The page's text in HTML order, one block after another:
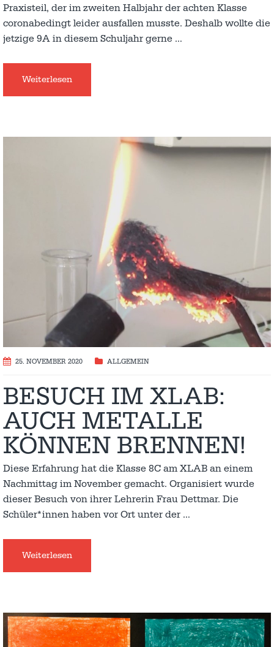
Praxisteil, der im zweiten Halbjahr der achten Klasse
coronabedingt leider ausfallen musste. Deshalb wollte die
jetzige 9A in diesem Schuljahr gerne …
Weiterlesen
25. NOVEMBER 2020 ALLGEMEIN
BESUCH IM XLAB:
AUCH METALLE
KÖNNEN BRENNEN!
Diese Erfahrung hat die Klasse 8C am XLAB an einem
Nachmittag im November gemacht. Organisiert wurde
dieser Besuch von ihrer Lehrerin Frau Dettmar. Die
Schüler*innen haben vor Ort unter der …
Weiterlesen